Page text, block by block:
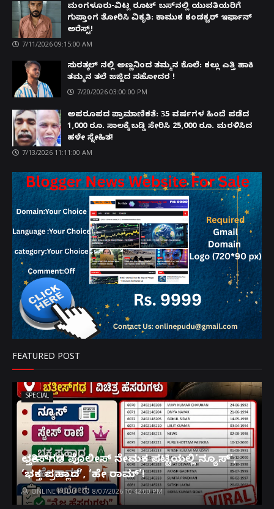
ಮಂಗಳೂರು-ವಿಟ್ಲ ರೂಟ್ ಬಸ್‌ನಲ್ಲಿ ಯುವತಿಯರಿಗೆ
ಗುಪ್ತಾಂಗ ತೋರಿಸಿ ವಿಕೃತಿ: ಕಾಮುಕ ಕಂಡಕ್ಟರ್ ಇರ್ಫಾನ್
ಅರೆಸ್ಟ್!
7/11/2026 09:15:00 AM
ಸುರತ್ಕಲ್ ನಲ್ಲಿ ಅಣ್ಣನಿಂದ ತಮ್ಮನ ಕೊಲೆ: ಕಲ್ಲು ಎತ್ತಿ ಹಾಕಿ
ತಮ್ಮನ ತಲೆ ಜಜ್ಜಿದ ಸಹೋದರ !
7/20/2026 03:00:00 PM
ಅಪರೂಪದ ಪ್ರಾಮಾಣಿಕತೆ: 35 ವರ್ಷಗಳ ಹಿಂದೆ ಪಡೆದ
1,000 ರೂ. ಸಾಲಕ್ಕೆ ಬಡ್ಡಿ ಸೇರಿಸಿ 25,000 ರೂ. ಮರಳಿಸಿದ
ಹಳೇ ಸ್ನೇಹಿತ!
7/13/2026 11:11:00 AM
FEATURED POST
SPECIAL
ಛತ್ತೀಸ್‌ಗಢ ಪೊಲೀಸ್ ನೇಮಕ ಪಟ್ಟಿಯಲ್ಲಿ‘ನ್ಯೂಸ್’,
‘ಭಕ್ತ ಪ್ರಹ್ಲಾದ’, ‘ಹೇ ರಾಮ್’!
ONLINE PUDU 8/07/2026 10:42:00 PM